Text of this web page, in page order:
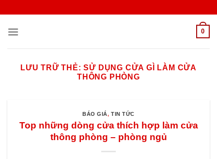
nội
0
LƯU TRỮ THẺ:SỬ DỤNG CỬA GÌ LÀM CỬA
THÔNG PHÒNG
BÁO GIÁ,TIN TỨC
Top những dòng cửa thích hợp làm cửa
thông phòng – phòng ngủ